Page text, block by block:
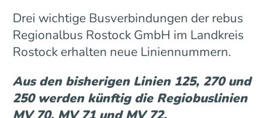
Drei wichtige Busverbindungen der rebus
Regionalbus Rostock GmbH im Landkreis
Rostock erhalten neue Liniennummern.
Aus den bisherigen Linien 125, 270 und
250 werden künftig die Regiobuslinien